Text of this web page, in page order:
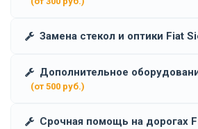
Замена стекол и оптики Fiat
Дополнительное
(от 500 руб.)
Срочная помощь на дорогах